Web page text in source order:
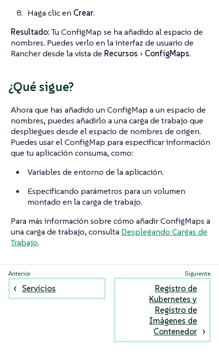
Haga clic en Crear.
Resultado:Tu ConfigMap se ha añadido al espacio de
nombres. Puedes verlo en la interfaz de usuario de
Rancher desde la vista de Recursos ConfigMaps.
¿Qué sigue?
Ahora que has añadido un ConfigMap a un espacio de
nombres, puedes añadirlo a una carga de trabajo que
despliegues desde el espacio de nombres de origen.
Puedes usar el ConfigMap para especificar información
que tu aplicación consuma, como:
Variables de entorno de la aplicación.
Especificando parámetros para un volumen
montado en la carga de trabajo.
Para más información sobre cómo añadir ConfigMaps a
una carga de trabajo, consulta Desplegando Cargas de
Trabajo.
Servicios
Registro de
Kubernetes y
Registro de
Imágenes de
Contenedor